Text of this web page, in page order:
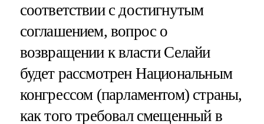
соответствии с достигнутым
соглашением, вопрос о
возвращении к власти Селайи
будет рассмотрен Национальным
конгрессом (парламентом) страны,
как того требовал смещенный в